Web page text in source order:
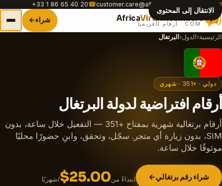
الانتقال إلى المحتوى
✉
customer.care@africavirtualnumber.com
☎
+33 1 86 65 40 20
AfricaVirtual Numbers شراء→
الرئيسية›الدول›البرتغال
دولي · +351 · شهري
أرقام افتراضية لدولة البرتغال
أرقام برتغالية شهرية بمفتاح +351 — التفعيل خلال ساعة، بدون
SIM، بدون زيارة أي متجر. سجّل، وتحقق، وابنِ حضورًا محليًا
موثوقًا خلال ساعة.
شراء رقم برتغالي→ ابتداءً من$25.00/شهريًا